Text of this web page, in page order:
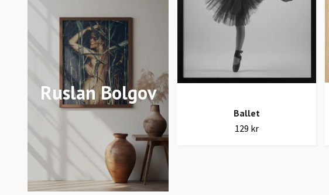
Ruslan Bolgov
Ballet
129 kr